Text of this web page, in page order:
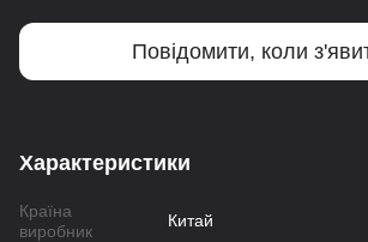
Повідомити, коли
Характеристики
Країна
виробник
Китай